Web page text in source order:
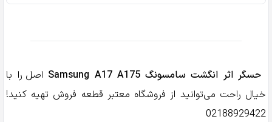
SAMSUNG
A175
حسگر اثر انگشت سامسونگ Samsung A17 A175
اصل را با
خیال راحت می‌توانید از فروشگاه معتبر قطعه فروش تهیه کنید!
02188929422